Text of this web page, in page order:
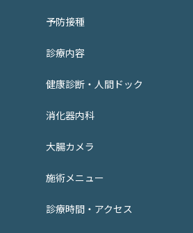
予防接種
診療内容
健康診断・人間ドック
消化器内科
大腸カメラ
施術メニュー
診療時間・アクセス